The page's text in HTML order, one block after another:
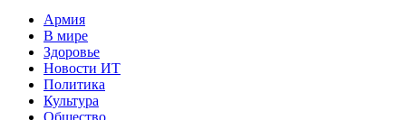
Армия
В мире
Здоровье
Новости ИТ
Политика
Культура
Общество